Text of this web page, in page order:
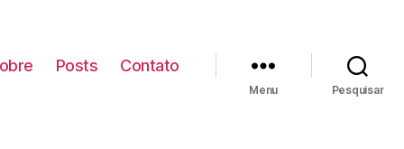
Posts Contato
Menu Pesquisar